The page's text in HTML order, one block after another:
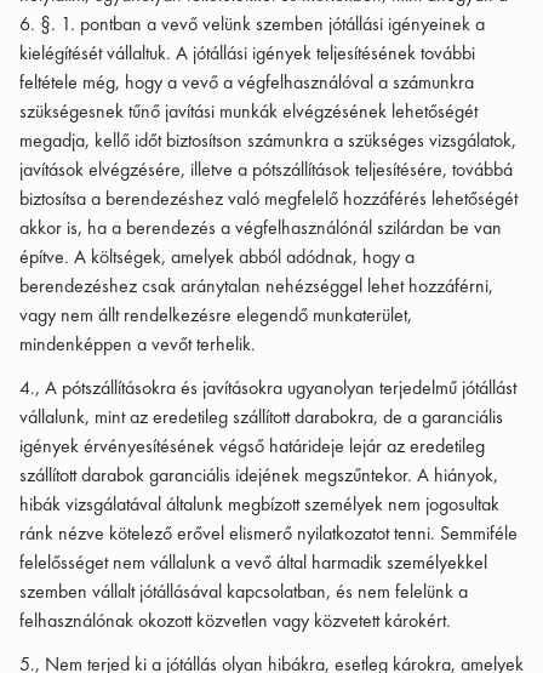
6. §. 1. pontban a vevő velünk szemben jótállási igényeinek a
kielégítését vállaltuk. A jótállási igények teljesítésének további
feltétele még, hogy a vevő a végfelhasználóval a számunkra
szükségesnek tűnő javítási munkák elvégzésének lehetőségét
megadja, kellő időt biztosítson számunkra a szükséges vizsgálatok,
javítások elvégzésére, illetve a pótszállítások teljesítésére, továbbá
biztosítsa a berendezéshez való megfelelő hozzáférés lehetőségét
akkor is, ha a berendezés a végfelhasználónál szilárdan be van
építve. A költségek, amelyek abból adódnak, hogy a
berendezéshez csak aránytalan nehézséggel lehet hozzáférni,
vagy nem állt rendelkezésre elegendő munkaterület,
mindenképpen a vevőt terhelik.
4., A pótszállításokra és javításokra ugyanolyan terjedelmű jótállást
vállalunk, mint az eredetileg szállított darabokra, de a garanciális
igények érvényesítésének végső határideje lejár az eredetileg
szállított darabok garanciális idejének megszűntekor. A hiányok,
hibák vizsgálatával általunk megbízott személyek nem jogosultak
ránk nézve kötelező erővel elismerő nyilatkozatot tenni. Semmiféle
felelősséget nem vállalunk a vevő által harmadik személyekkel
szemben vállalt jótállásával kapcsolatban, és nem felelünk a
felhasználónak okozott közvetlen vagy közvetett károkért.
5., Nem terjed ki a jótállás olyan hibákra, esetleg károkra, amelyek